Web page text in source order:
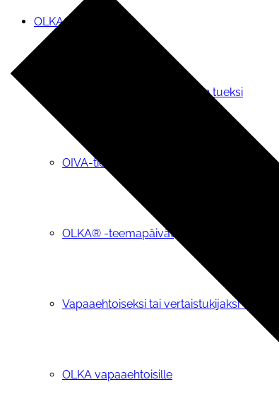
OLKA®-toiminta
Pyydä OLKA-vapaaehtoinen tueksi
OIVA-tietopalvelu
OLKA® -teemapäivät
Vapaaehtoiseksi tai vertaistukijaksi OLKAan
OLKA vapaaehtoisille